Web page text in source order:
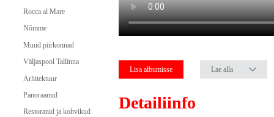
Rocca al Mare
Nõmme
Muud piirkonnad
Väljaspool Tallinna
Arhitektuur
Panoraamid
Restoranid ja kohvikud
Lisa albumisse Lae alla
Detailiinfo